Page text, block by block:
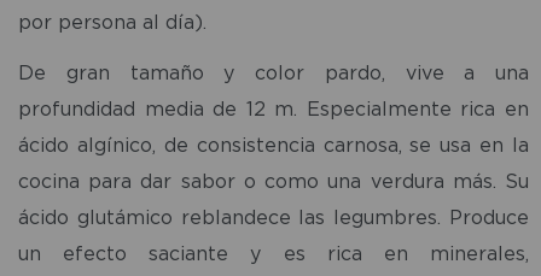
por persona al día).
De gran tamaño y color pardo, vive a una
profundidad media de 12 m. Especialmente rica en
ácido algínico, de consistencia carnosa, se usa en la
cocina para dar sabor o como una verdura más. Su
ácido glutámico reblandece las legumbres. Produce
un efecto saciante y es rica en minerales,